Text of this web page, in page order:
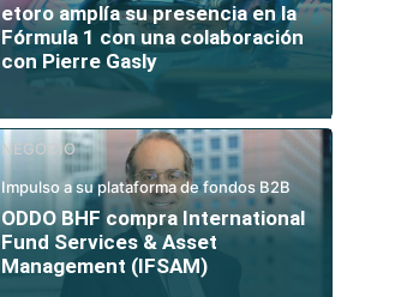
etoro amplía su presencia en la
Fórmula 1 con una colaboración
con Pierre Gasly
NEGOCIO
Impulso a su plataforma de fondos B2B
ODDO BHF compra International
Fund Services & Asset
Management (IFSAM)